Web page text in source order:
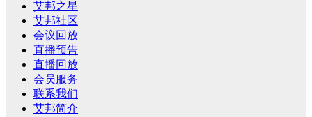
艾邦之星
艾邦社区
会议回放
直播预告
直播回放
会员服务
联系我们
艾邦简介